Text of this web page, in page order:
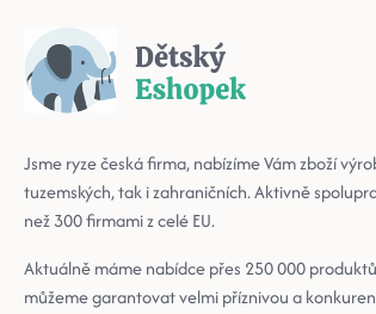
Jsme ryze česká firma, nabízíme Vám zboží
tuzemských, tak i zahraničních. Aktivně
než 300 firmami z celé EU.
Aktuálně máme nabídce přes 250 000
můžeme garantovat velmi příznivou a